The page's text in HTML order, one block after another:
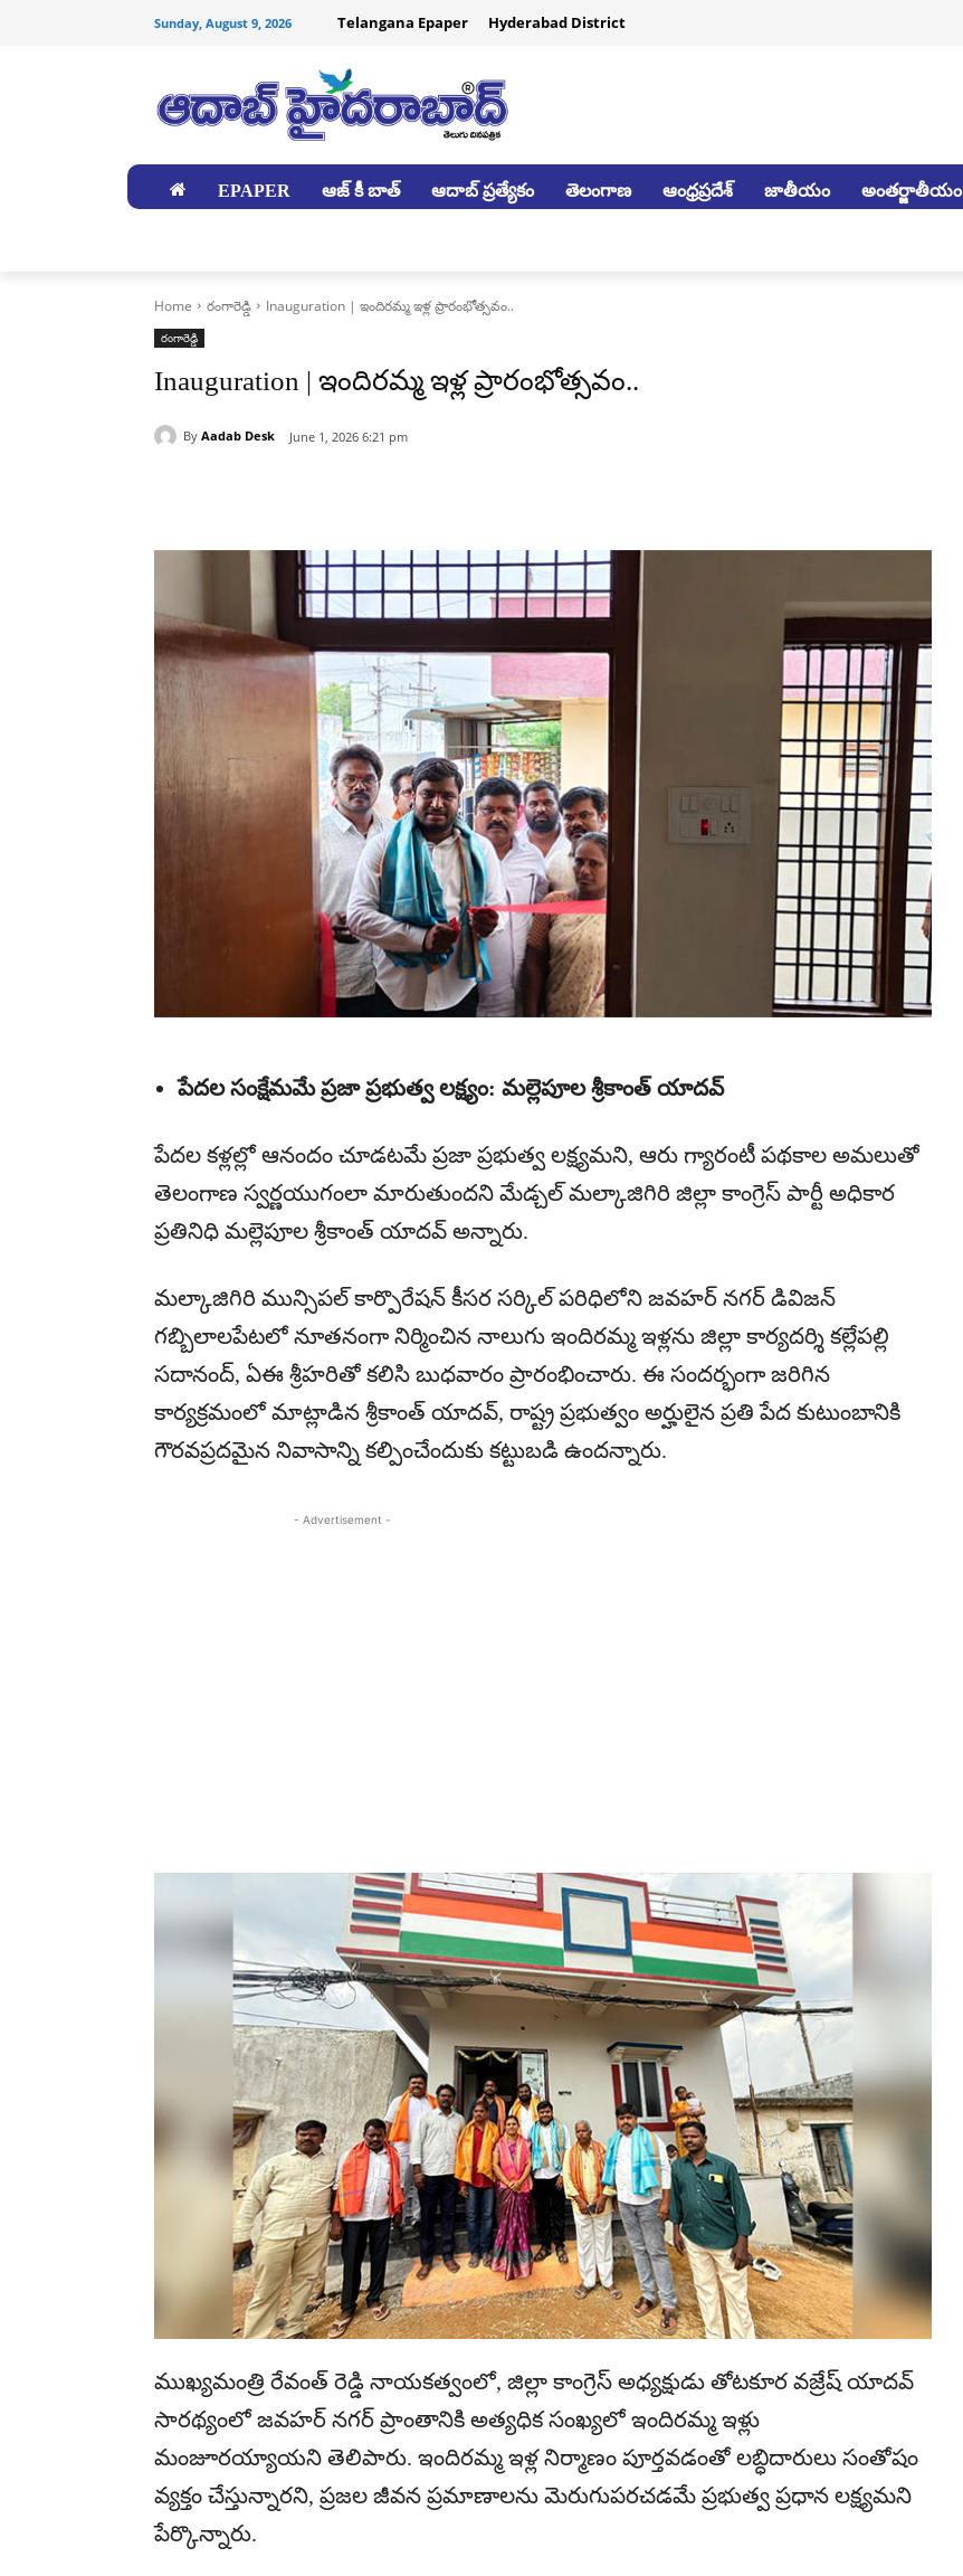
Sunday, August 9, 2026 Telangana Epaper Hyderabad District
EPAPER ఆజ్ కీ బాత్ ఆదాబ్ ప్రత్యేకం తెలంగాణ ఆంధ్రప్రదేశ్ జాతీయం అంతర్జాతీయం
Home రంగారెడ్డి Inauguration | ఇందిరమ్మ ఇళ్ల ప్రారంభోత్సవం..
రంగారెడ్డి
Inauguration | ఇందిరమ్మ ఇళ్ల ప్రారంభోత్సవం..
By Aadab Desk June 1, 2026 6:21 pm
పేదల సంక్షేమమే ప్రజా ప్రభుత్వ లక్ష్యం: మల్లెపూల శ్రీకాంత్ యాదవ్
పేదల కళ్లల్లో ఆనందం చూడటమే ప్రజా ప్రభుత్వ లక్ష్యమని, ఆరు గ్యారంటీ పథకాల అమలుతో
తెలంగాణ స్వర్ణయుగంలా మారుతుందని మేడ్చల్ మల్కాజిగిరి జిల్లా కాంగ్రెస్ పార్టీ అధికార
ప్రతినిధి మల్లెపూల శ్రీకాంత్ యాదవ్ అన్నారు.
మల్కాజిగిరి మున్సిపల్ కార్పొరేషన్ కీసర సర్కిల్ పరిధిలోని జవహర్ నగర్ డివిజన్
గబ్బిలాలపేటలో నూతనంగా నిర్మించిన నాలుగు ఇందిరమ్మ ఇళ్లను జిల్లా కార్యదర్శి కల్లేపల్లి
సదానంద్, ఏఈ శ్రీహరితో కలిసి బుధవారం ప్రారంభించారు. ఈ సందర్భంగా జరిగిన
కార్యక్రమంలో మాట్లాడిన శ్రీకాంత్ యాదవ్, రాష్ట్ర ప్రభుత్వం అర్హులైన ప్రతి పేద కుటుంబానికి
గౌరవప్రదమైన నివాసాన్ని కల్పించేందుకు కట్టుబడి ఉందన్నారు.
- Advertisement -
ముఖ్యమంత్రి రేవంత్ రెడ్డి నాయకత్వంలో, జిల్లా కాంగ్రెస్ అధ్యక్షుడు తోటకూర వజ్రేష్ యాదవ్
సారథ్యంలో జవహర్ నగర్ ప్రాంతానికి అత్యధిక సంఖ్యలో ఇందిరమ్మ ఇళ్లు
మంజూరయ్యాయని తెలిపారు. ఇందిరమ్మ ఇళ్ల నిర్మాణం పూర్తవడంతో లబ్ధిదారులు సంతోషం
వ్యక్తం చేస్తున్నారని, ప్రజల జీవన ప్రమాణాలను మెరుగుపరచడమే ప్రభుత్వ ప్రధాన లక్ష్యమని
పేర్కొన్నారు.